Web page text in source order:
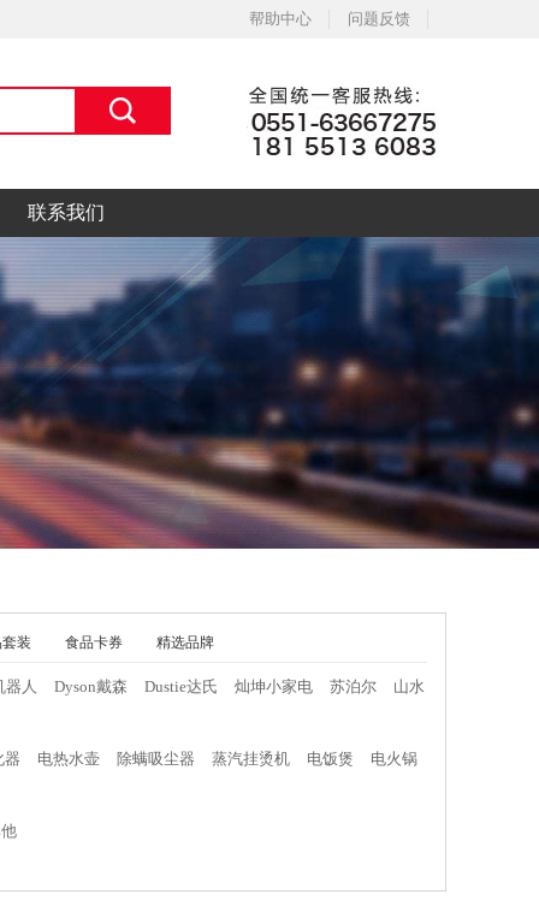
帮助中心 问题反馈
联系我们
装 食品卡券 精选品牌
器人 Dyson戴森 Dustie达氏 灿坤小家电 苏泊尔
山水
器 电热水壶 除螨吸尘器 蒸汽挂烫机 电饭煲
电火锅